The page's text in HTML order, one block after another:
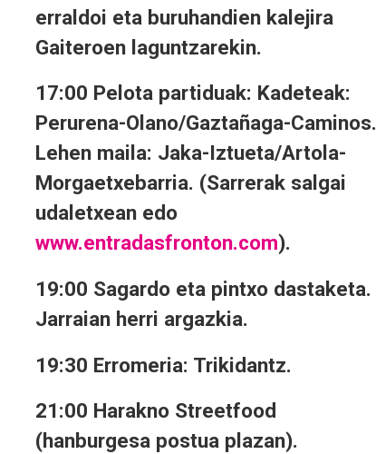
erraldoi eta buruhandien kalejira
Gaiteroen laguntzarekin.
17:00 Pelota partiduak: Kadeteak:
Perurena-Olano/Gaztañaga-Caminos.
Lehen maila: Jaka-Iztueta/Artola-
Morgaetxebarria. (Sarrerak salgai
udaletxean edo
www.entradasfronton.com).
19:00 Sagardo eta pintxo dastaketa.
Jarraian herri argazkia.
19:30 Erromeria: Trikidantz.
21:00 Harakno Streetfood
(hanburgesa postua plazan).